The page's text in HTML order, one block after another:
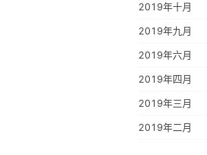
2019年十月
2019年九月
2019年六月
2019年四月
2019年三月
2019年二月